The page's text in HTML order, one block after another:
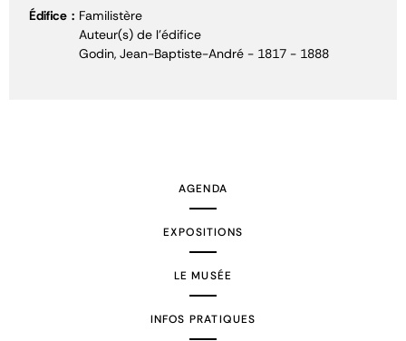
Édifice
Familistère
Auteur(s) de l'édifice
Godin, Jean-Baptiste-André - 1817 - 1888
AGENDA
EXPOSITIONS
LE MUSÉE
INFOS PRATIQUES